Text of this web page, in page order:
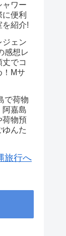
ャワー
便利
を紹介!
ジェン
感想レ
でコ
！Mサ
で荷物
阿嘉島
荷物預
ゆんた